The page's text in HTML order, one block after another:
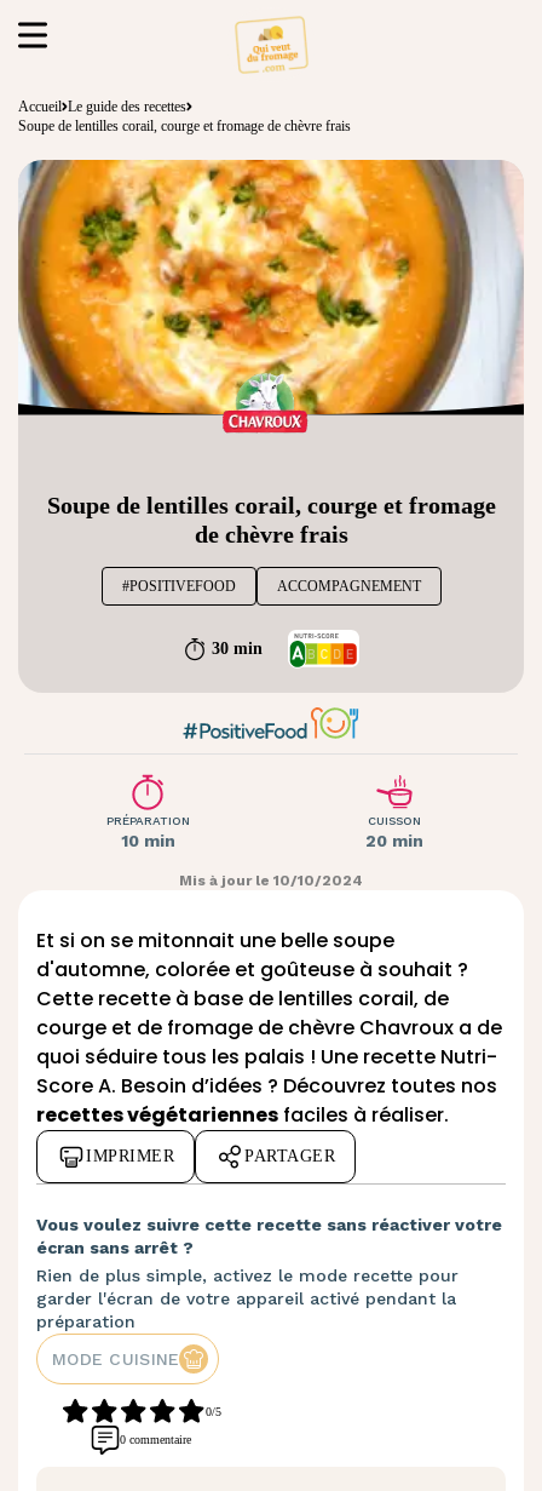
Accueil Le guide des recettes
Soupe de lentilles corail, courge et fromage de chèvre frais
Soupe de lentilles corail, courge et fromage
de chèvre frais
#POSITIVEFOOD ACCOMPAGNEMENT
30 min
PRÉPARATION
10 min
CUISSON
20 min
Mis à jour le 10/10/2024
Et si on se mitonnait une belle soupe
d'automne, colorée et goûteuse à souhait ?
Cette recette à base de lentilles corail, de
courge et de fromage de chèvre Chavroux a de
quoi séduire tous les palais ! Une recette Nutri-
Score A. Besoin d’idées ? Découvrez toutes nos
recettes végétariennes faciles à réaliser.
IMPRIMER PARTAGER
Vous voulez suivre cette recette sans réactiver votre
écran sans arrêt ?
Rien de plus simple, activez le mode recette pour
garder l'écran de votre appareil activé pendant la
préparation
MODE CUISINE
0/5
0 commentaire